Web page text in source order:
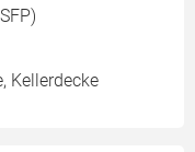
Kellerdecke